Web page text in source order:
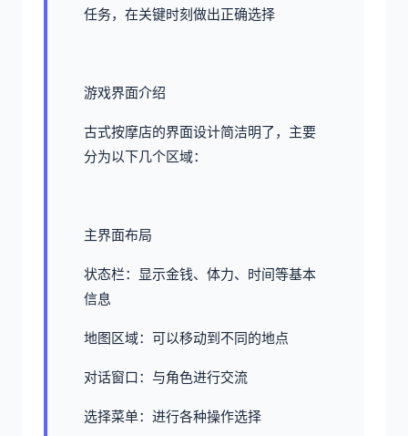
任务，在关键时刻做出正确选择
游戏界面介绍
古式按摩店的界面设计简洁明了，主要
分为以下几个区域：
主界面布局
状态栏：显示金钱、体力、时间等基本
信息
地图区域：可以移动到不同的地点
对话窗口：与角色进行交流
选择菜单：进行各种操作选择